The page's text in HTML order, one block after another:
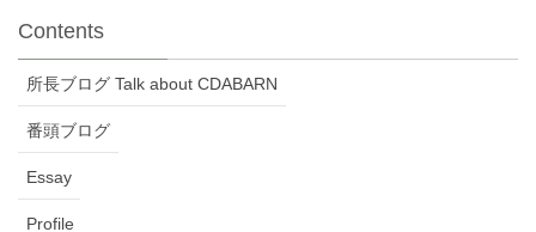
Contents
所長ブログ Talk about CDABARN
番頭ブログ
Essay
Profile